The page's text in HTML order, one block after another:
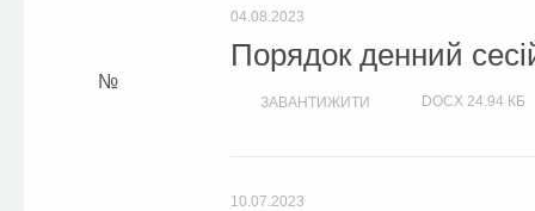
04.08.2023
Порядок денний
ЗАВАНТИЖИТИ DOCX 24.94 КБ
10.07.2023